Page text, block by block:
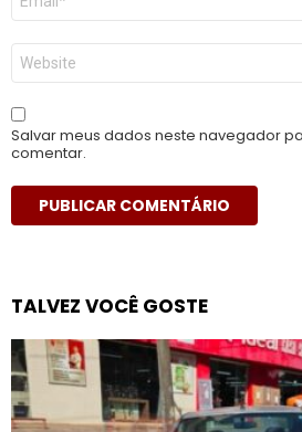
mail
*
Site
Salvar meus dados neste navegador
comentar.
TALVEZ VOCÊ GOSTE